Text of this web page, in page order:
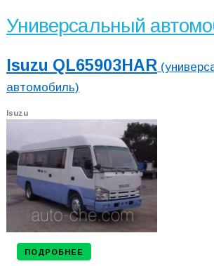
Универсальный
Isuzu QL65903HAR
автомобиль)
Isuzu
ПОДРОБНЕЕ